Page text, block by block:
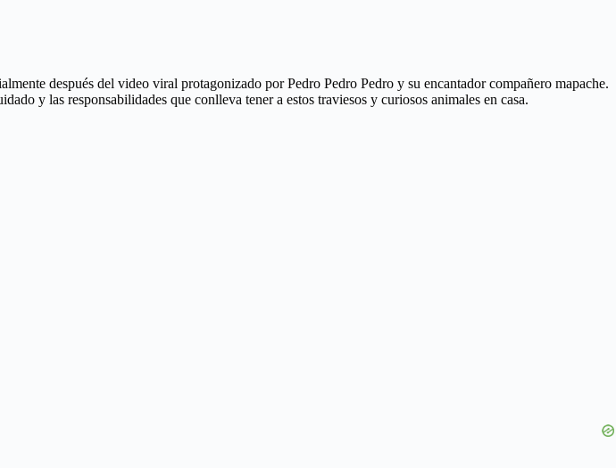
después del video viral protagonizado por Pedro Pedro Pedro y su encantador compañero mapache.
y las responsabilidades que conlleva tener a estos traviesos y curiosos animales en casa.